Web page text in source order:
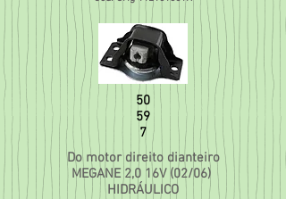
50
59
7
Do motor direito dianteiro
MEGANE 2,0 16V (02/06)
HIDRÁULICO